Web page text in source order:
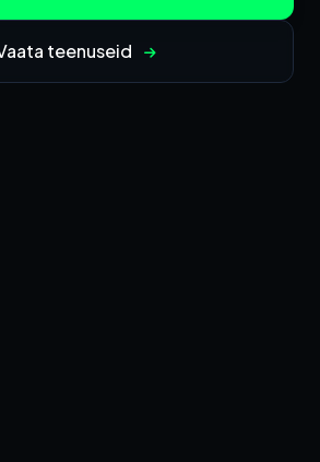
teenuseid